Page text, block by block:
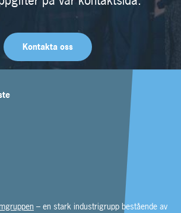
Kontakta oss
– en stark industrigrupp bestående av